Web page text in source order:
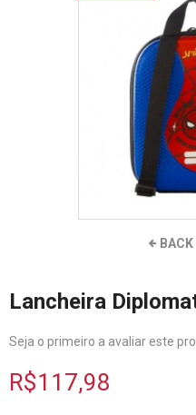
BACK
Lancheira
Seja o primeiro a avaliar este
R$117,98